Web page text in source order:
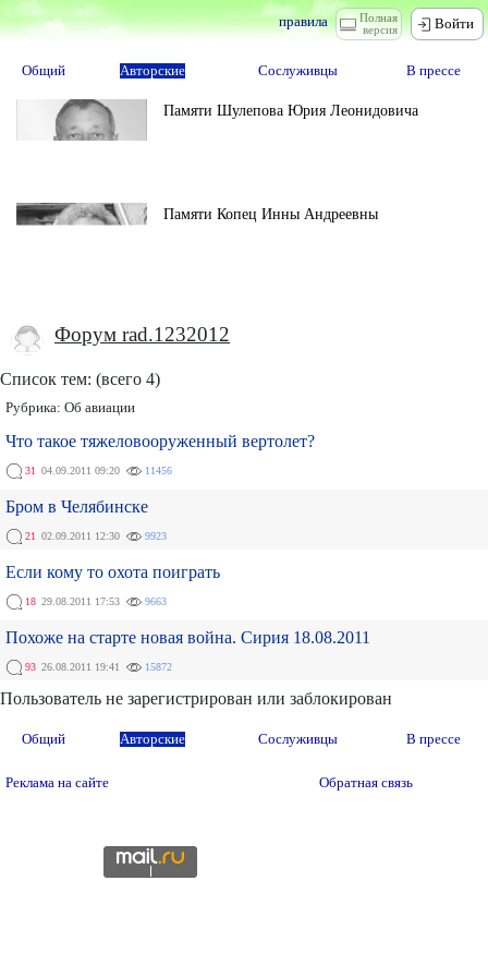
Полная
версия
правила Войти
Общий Авторские Сослуживцы В прессе
Памяти Шулепова Юрия Леонидовича
Памяти Копец Инны Андреевны
Форум rad.1232012
Список тем: (всего 4)
Рубрика: Об авиации
Что такое тяжеловооруженный вертолет?
31 04.09.2011 09:20 11456
Бром в Челябинске
21 02.09.2011 12:30 9923
Если кому то охота поиграть
18 29.08.2011 17:53 9663
Похоже на старте новая война. Сирия 18.08.2011
93 26.08.2011 19:41 15872
Пользователь не зарегистрирован или заблокирован
Общий Авторские Сослуживцы В прессе
Реклама на сайте Обратная связь